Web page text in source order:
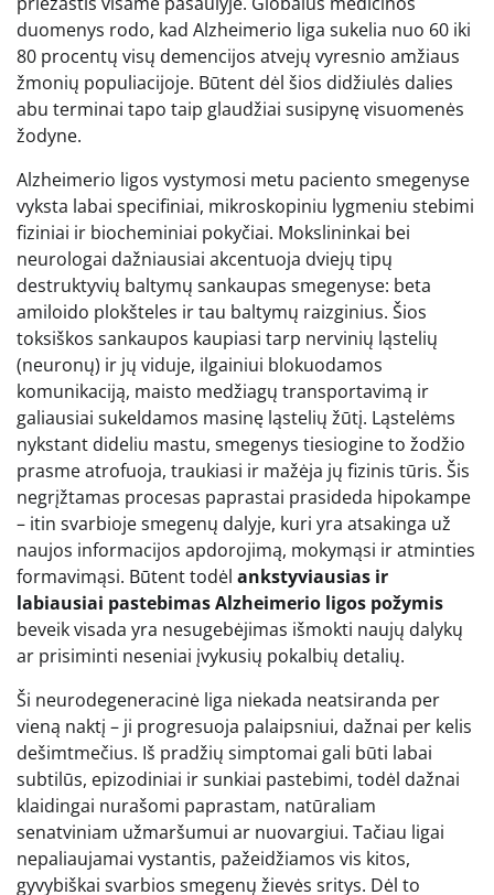
duomenys rodo, kad Alzheimerio liga sukelia nuo 60 iki
80 procentų visų demencijos atvejų vyresnio amžiaus
žmonių populiacijoje. Būtent dėl šios didžiulės dalies
abu terminai tapo taip glaudžiai susipynę visuomenės
žodyne.
Alzheimerio ligos vystymosi metu paciento smegenyse
vyksta labai specifiniai, mikroskopiniu lygmeniu stebimi
fiziniai ir biocheminiai pokyčiai. Mokslininkai bei
neurologai dažniausiai akcentuoja dviejų tipų
destruktyvių baltymų sankaupas smegenyse: beta
amiloido plokšteles ir tau baltymų raizginius. Šios
toksiškos sankaupos kaupiasi tarp nervinių ląstelių
(neuronų) ir jų viduje, ilgainiui blokuodamos
komunikaciją, maisto medžiagų transportavimą ir
galiausiai sukeldamos masinę ląstelių žūtį. Ląstelėms
nykstant dideliu mastu, smegenys tiesiogine to žodžio
prasme atrofuoja, traukiasi ir mažėja jų fizinis tūris. Šis
negrįžtamas procesas paprastai prasideda hipokampe
– itin svarbioje smegenų dalyje, kuri yra atsakinga už
naujos informacijos apdorojimą, mokymąsi ir atminties
formavimąsi. Būtent todėl ankstyviausias ir
labiausiai pastebimas Alzheimerio ligos požymis
beveik visada yra nesugebėjimas išmokti naujų dalykų
ar prisiminti neseniai įvykusių pokalbių detalių.
Ši neurodegeneracinė liga niekada neatsiranda per
vieną naktį – ji progresuoja palaipsniui, dažnai per kelis
dešimtmečius. Iš pradžių simptomai gali būti labai
subtilūs, epizodiniai ir sunkiai pastebimi, todėl dažnai
klaidingai nurašomi paprastam, natūraliam
senatviniam užmaršumui ar nuovargiui. Tačiau ligai
nepaliaujamai vystantis, pažeidžiamos vis kitos,
gyvybiškai svarbios smegenų žievės sritys. Dėl to